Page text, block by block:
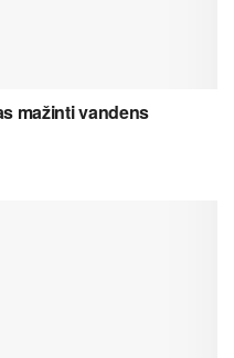
mažinti vandens